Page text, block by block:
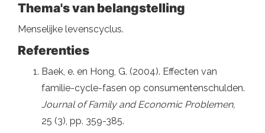
Thema's van belangstelling
Menselijke levenscyclus.
Referenties
Baek, e. en Hong, G. (2004). Effecten van
familie-cycle-fasen op consumentenschulden.
Journal of Family and Economic Problemen,
25 (3), pp. 359-385.